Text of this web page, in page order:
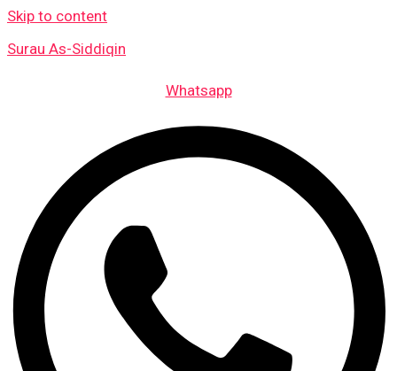
Skip to content
Surau As-Siddiqin
Whatsapp